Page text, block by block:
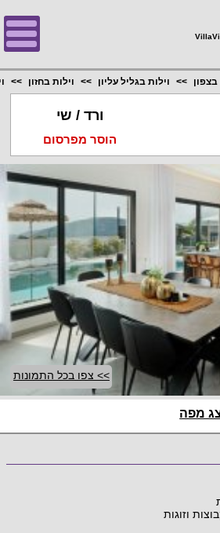
בצפון וילות בגליל עליון וילות בחזון
ורד / שי
הוסר מפרסום
>> צפו בכל התמונות
מפה
וזוגות